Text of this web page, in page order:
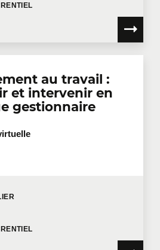
Poste
au travail :
et intervenir en
gestionnaire